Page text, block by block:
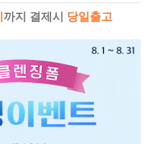
까지 결제시 당일출고